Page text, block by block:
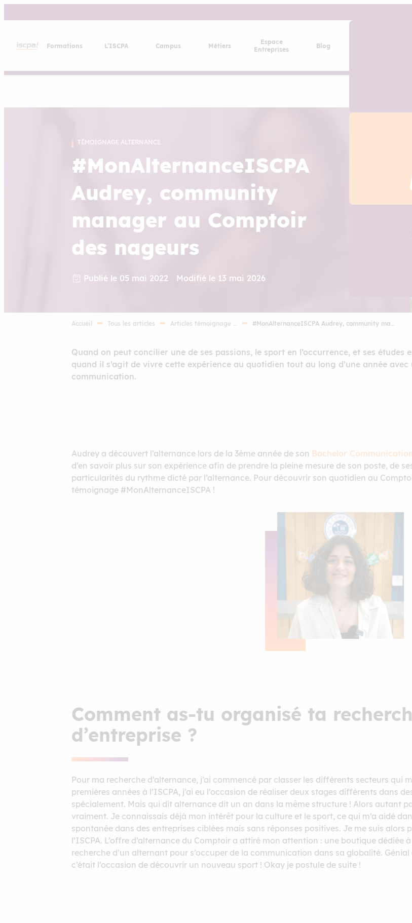
au
Formations L’ISCPA Campus Métiers
Espace
Entreprises
Blog
TÉMOIGNAGE ALTERNANCE
#MonAlternanceISCPA
Audrey, community
manager au Comptoir
des nageurs
Publié le 05 mai 2022 Modifié le 13 mai 2026
Accueil Tous les articles Articles témoignage … #MonAlternanceISCPA Audrey, community ma…
Quand on peut concilier une de ses passions, le sport en l’occurrence, et ses
quand il s’agit de vivre cette expérience au quotidien tout au long d’une année
communication.
Audrey a découvert l’alternance lors de la 3ème année de son Bachelor
d’en savoir plus sur son expérience afin de prendre la pleine mesure de son poste, de
particularités du rythme dicté par l’alternance. Pour découvrir son quotidien au
témoignage #MonAlternanceISCPA !
Comment as-tu organisé ta
d’entreprise ?
Pour ma recherche d’alternance, j’ai commencé par classer les différents secteurs qui
premières années à l’ISCPA, j’ai eu l’occasion de réaliser deux stages différents dans
spécialement. Mais qui dit alternance dit un an dans la même structure ! Alors autant
vraiment. Je connaissais déjà mon intérêt pour la culture et le sport, ce qui m’a aidé
spontanée dans des entreprises ciblées mais sans réponses positives. Je me suis
l’ISCPA. L’offre d’alternance du Comptoir a attiré mon attention : une boutique
recherche d’un alternant pour s’occuper de la communication dans sa globalité.
c’était l’occasion de découvrir un nouveau sport ! Okay je postule de suite !